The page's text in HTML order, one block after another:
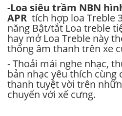
-Loa siêu trầm NBN
APR tích hợp loa Treble
năng Bật/tắt Loa treble
hay mở Loa Treble này
thống âm thanh trên xe
- Thoải mái nghe nhạc,
bản nhạc yêu thích cùng
thanh tuyệt vời trên
chuyển với xế cưng.